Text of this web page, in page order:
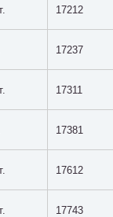
17212
17237
17311
17381
17612
17743